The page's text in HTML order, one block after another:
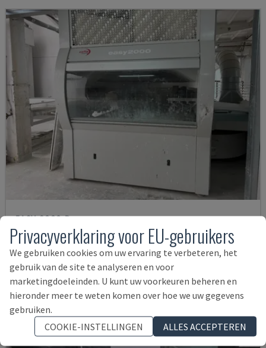
EASY 2000 D
CEFLA - OVERIGE (HOUT)
POLEN
Privacyverklaring voor EU-gebruikers
We gebruiken cookies om uw ervaring te verbeteren, het
gebruik van de site te analyseren en voor
marketingdoeleinden. U kunt uw voorkeuren beheren en
hieronder meer te weten komen over hoe we uw gegevens
gebruiken.
COOKIE-INSTELLINGEN
ALLES ACCEPTEREN